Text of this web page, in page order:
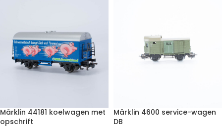
Märklin 44181 koelwagen met
opschrift
Märklin 4600 service-wagen
DB